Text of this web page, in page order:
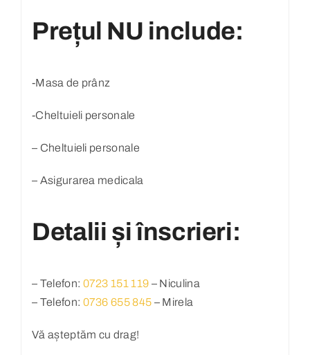
Prețul NU include:
-Masa de prânz
-Cheltuieli personale
– Cheltuieli personale
– Asigurarea medicala
Detalii și înscrieri:
– Telefon: 0723 151 119 – Niculina
– Telefon: 0736 655 845 – Mirela
Vă așteptăm cu drag!